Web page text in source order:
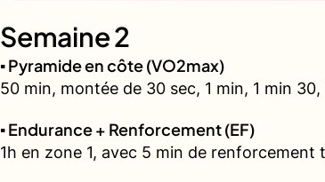
Semaine 2
▪️ Pyramide en côte (VO2max)
50 min, montée de 30 sec, 1 min, 1 min
▪️ Endurance + Renforcement (EF)
1h en zone 1, avec 5 min de